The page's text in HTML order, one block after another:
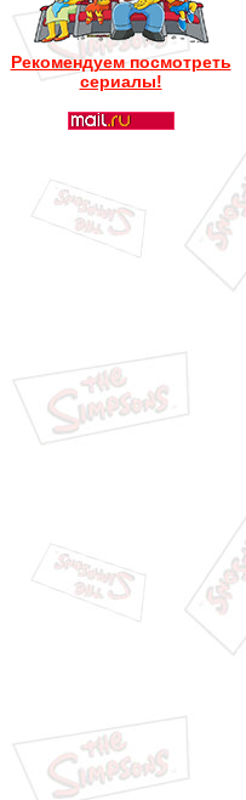
Рекомендуем посмотреть
сериалы!